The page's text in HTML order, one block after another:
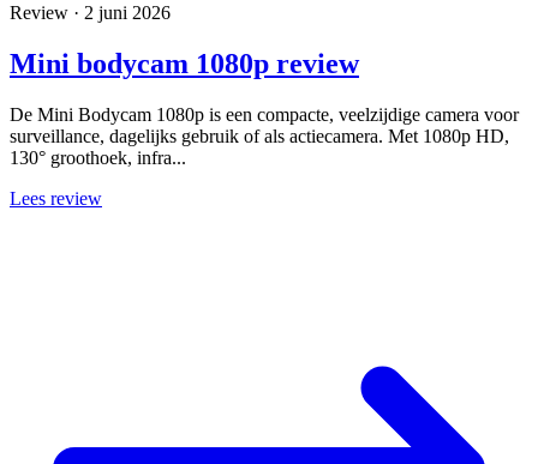
Review · 2 juni 2026
Mini bodycam 1080p review
De Mini Bodycam 1080p is een compacte, veelzijdige camera voor
surveillance, dagelijks gebruik of als actiecamera. Met 1080p HD,
130° groothoek, infra...
Lees review